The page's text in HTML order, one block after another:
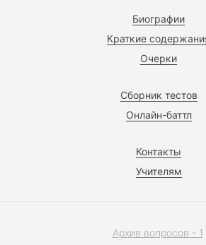
Биографии
Краткие
Очерки
Сборник тестов
Онлайн-баттл
Контакты
Учителям
Архив вопросов - 1